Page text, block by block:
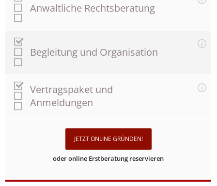
Anwaltliche Rechtsberatung
Begleitung und Organisation
Vertragspaket und
Anmeldungen
JETZT ONLINE GRÜNDEN!
oder online Erstberatung reservieren